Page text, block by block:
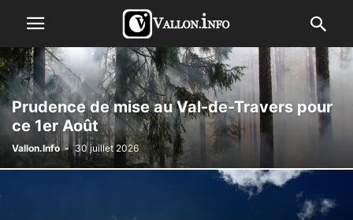
Prudence de mise au Val-de-Travers pour
ce 1er Août
Vallon.Info - 30 juillet 2026